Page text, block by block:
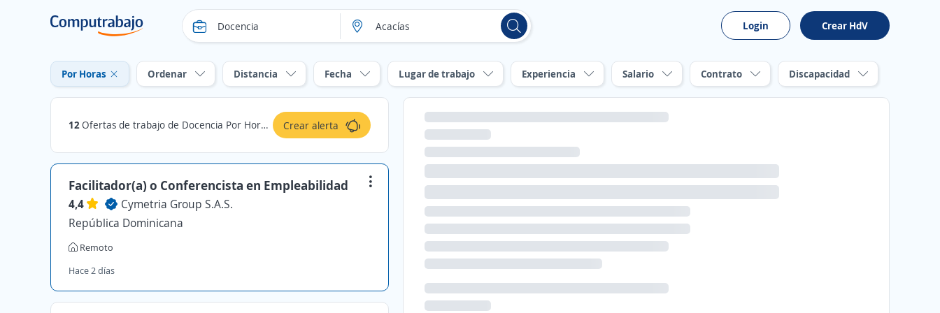
Login Crear HdV
Por Horas Ordenar Distancia Fecha Lugar de trabajo Experiencia Salario Contrato Discapacidad
12Ofertas de trabajo de Docencia Por Horas en Acacías, Meta Crear alerta
Facilitador(a) o Conferencista en Empleabilidad
4,4
Cymetria Group S.A.S.
República Dominicana
Remoto
Hace 2 días